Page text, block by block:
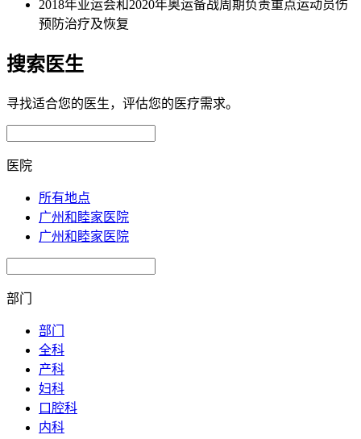
2018年亚运会和2020年奥运备战周期负责重点运动员伤
预防治疗及恢复
搜索医生
寻找适合您的医生，评估您的医疗需求。
医院
所有地点
广州和睦家医院
广州和睦家医院
部门
部门
全科
产科
妇科
口腔科
内科